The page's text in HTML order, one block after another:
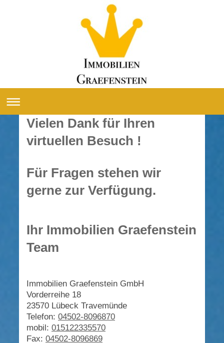
Vielen Dank für Ihren
virtuellen Besuch !
Für Fragen stehen wir
gerne zur Verfügung.
Ihr Immobilien Graefenstein
Team
Immobilien Graefenstein GmbH
Vorderreihe 18
23570 Lübeck Travemünde
Telefon: 04502-8096870
mobil: 015122335570
Fax: 04502-8096869